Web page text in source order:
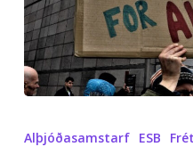
fatlað
Alþjóðasamstarf ESB